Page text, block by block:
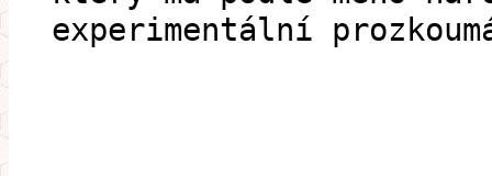
experimentální